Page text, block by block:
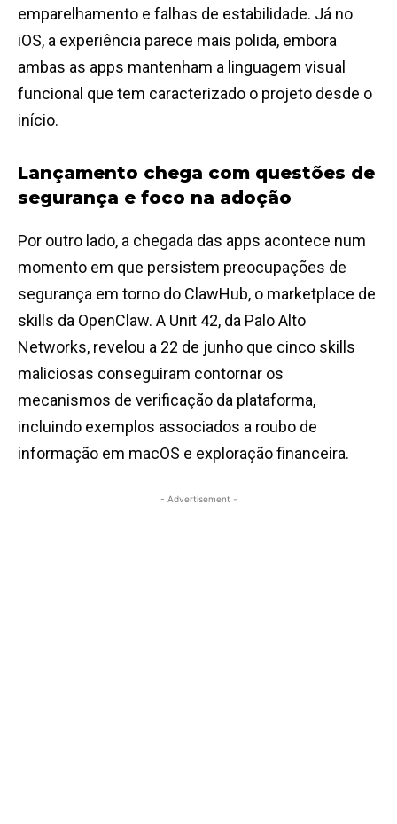
emparelhamento e falhas de estabilidade. Já no
iOS, a experiência parece mais polida, embora
ambas as apps mantenham a linguagem visual
funcional que tem caracterizado o projeto desde o
início.
Lançamento chega com questões de
segurança e foco na adoção
Por outro lado, a chegada das apps acontece num
momento em que persistem preocupações de
segurança em torno do ClawHub, o marketplace de
skills da OpenClaw. A Unit 42, da Palo Alto
Networks, revelou a 22 de junho que cinco skills
maliciosas conseguiram contornar os
mecanismos de verificação da plataforma,
incluindo exemplos associados a roubo de
informação em macOS e exploração financeira.
- Advertisement -